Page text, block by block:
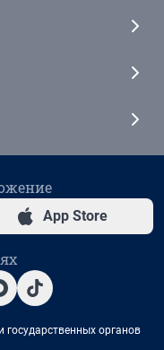
App Store
органов